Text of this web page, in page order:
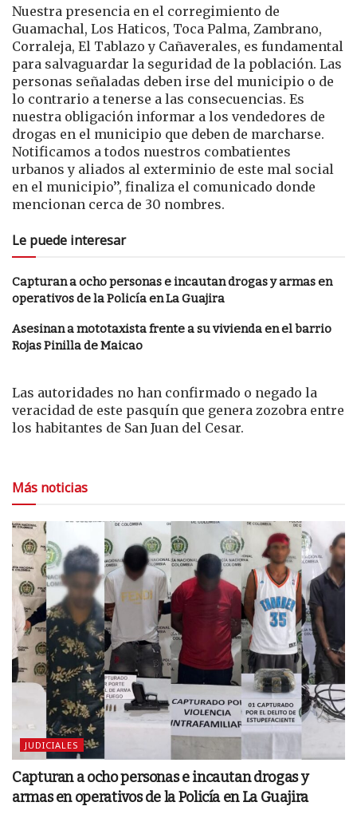
Nuestra presencia en el corregimiento de
Guamachal, Los Haticos, Toca Palma, Zambrano,
Corraleja, El Tablazo y Cañaverales, es fundamental
para salvaguardar la seguridad de la población. Las
personas señaladas deben irse del municipio o de
lo contrario a tenerse a las consecuencias. Es
nuestra obligación informar a los vendedores de
drogas en el municipio que deben de marcharse.
Notificamos a todos nuestros combatientes
urbanos y aliados al exterminio de este mal social
en el municipio’’, finaliza el comunicado donde
mencionan cerca de 30 nombres.
Le puede interesar
Capturan a ocho personas e incautan drogas y armas en
operativos de la Policía en La Guajira
Asesinan a mototaxista frente a su vivienda en el barrio
Rojas Pinilla de Maicao
Las autoridades no han confirmado o negado la
veracidad de este pasquín que genera zozobra entre
los habitantes de San Juan del Cesar.
Más noticias
JUDICIALES
Capturan a ocho personas e incautan drogas y
armas en operativos de la Policía en La Guajira